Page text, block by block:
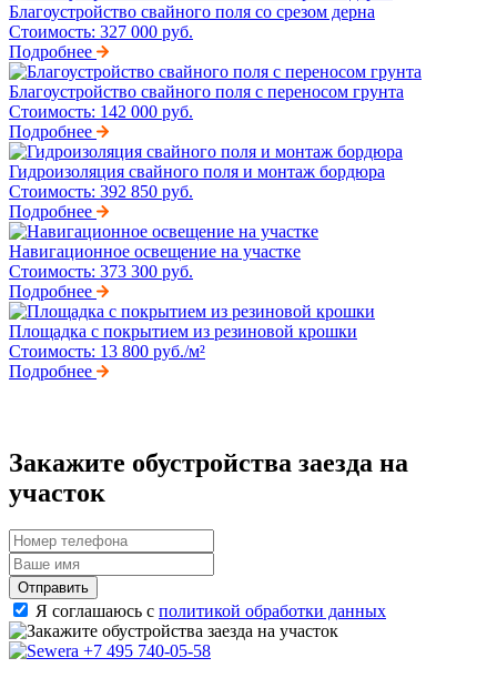
Благоустройство свайного поля со срезом дерна
Стоимость: 327 000 руб.
Подробнее
Благоустройство свайного поля с переносом грунта
Стоимость: 142 000 руб.
Подробнее
Гидроизоляция свайного поля и монтаж бордюра
Стоимость: 392 850 руб.
Подробнее
Навигационное освещение на участке
Стоимость: 373 300 руб.
Подробнее
Площадка с покрытием из резиновой крошки
Стоимость: 13 800 руб./м²
Подробнее
Закажите обустройства заезда на
участок
Отправить
Я соглашаюсь с политикой обработки данных
+7 495 740-05-58